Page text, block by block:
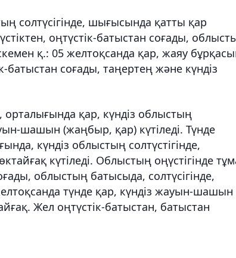
солтүсігінде, шығысында қатты қар
оңтүстік-батыстан соғады,
қ.: 05 желтоқсанда қар, жаяу
батыстан соғады, таңертең және күндіз
орталығында қар, күндіз облыстың
шашын (жаңбыр, қар) күтіледі. Түнде
күндіз облыстың солтүстігінде,
күтіледі. Облыстың оңүстігінде
облыстың батысыда, солтүсігінде,
түнде қар, күндіз жауын-шашын
Жел оңтүстік-батыстан, батыстан